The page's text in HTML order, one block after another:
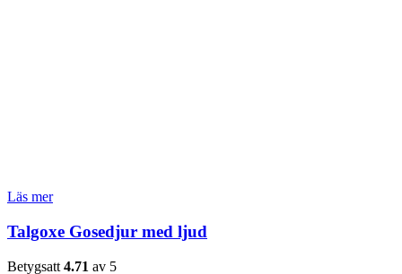
Läs mer
Talgoxe Gosedjur med ljud
Betygsatt 4.71 av 5